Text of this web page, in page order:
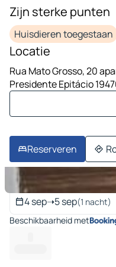
1 afbeelding op 10
Zijn sterke punten
Huisdieren toegestaan
Locatie
Rua Mato Grosso, 20
Presidente Epitácio
Reserveren
Data van uw verblijf
4 sep➝5 sep(1 nacht)
Beschikbaarheid met